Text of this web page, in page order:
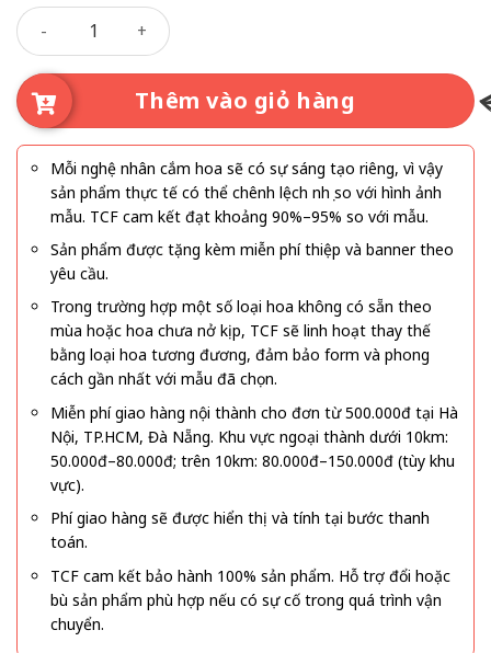
Chậu cây xanh 75 số lượng
Thêm vào giỏ hàng
Mỗi nghệ nhân cắm hoa sẽ có sự sáng tạo riêng, vì vậy
sản phẩm thực tế có thể chênh lệch nhẹ so với hình ảnh
mẫu. TCF cam kết đạt khoảng 90%–95% so với mẫu.
Sản phẩm được tặng kèm miễn phí thiệp và banner theo
yêu cầu.
Trong trường hợp một số loại hoa không có sẵn theo
mùa hoặc hoa chưa nở kịp, TCF sẽ linh hoạt thay thế
bằng loại hoa tương đương, đảm bảo form và phong
cách gần nhất với mẫu đã chọn.
Miễn phí giao hàng nội thành cho đơn từ 500.000đ tại Hà
Nội, TP.HCM, Đà Nẵng. Khu vực ngoại thành dưới 10km:
50.000đ–80.000đ; trên 10km: 80.000đ–150.000đ (tùy khu
vực).
Phí giao hàng sẽ được hiển thị và tính tại bước thanh
toán.
TCF cam kết bảo hành 100% sản phẩm. Hỗ trợ đổi hoặc
bù sản phẩm phù hợp nếu có sự cố trong quá trình vận
chuyển.